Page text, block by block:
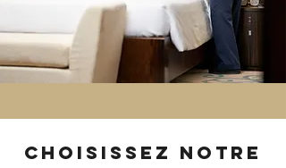
Choisissez notre